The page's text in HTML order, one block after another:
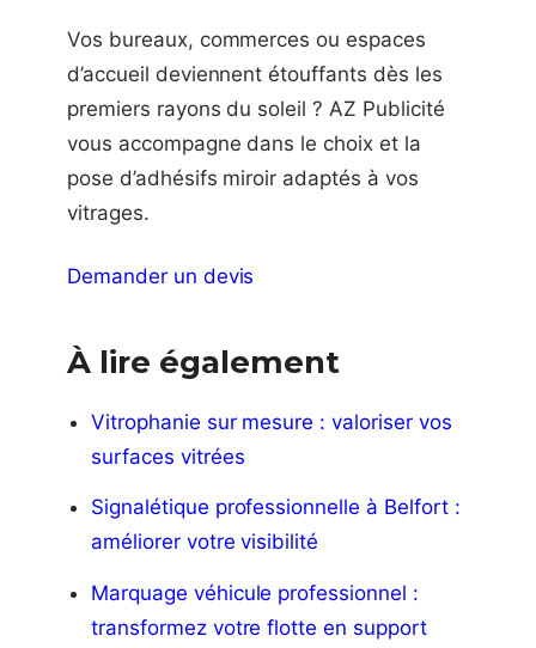
Vos bureaux, commerces ou espaces
d’accueil deviennent étouffants dès les
premiers rayons du soleil ? AZ Publicité
vous accompagne dans le choix et la
pose d’adhésifs miroir adaptés à vos
vitrages.
Demander un devis
À lire également
Vitrophanie sur mesure : valoriser vos
surfaces vitrées
Signalétique professionnelle à Belfort :
améliorer votre visibilité
Marquage véhicule professionnel :
transformez votre flotte en support